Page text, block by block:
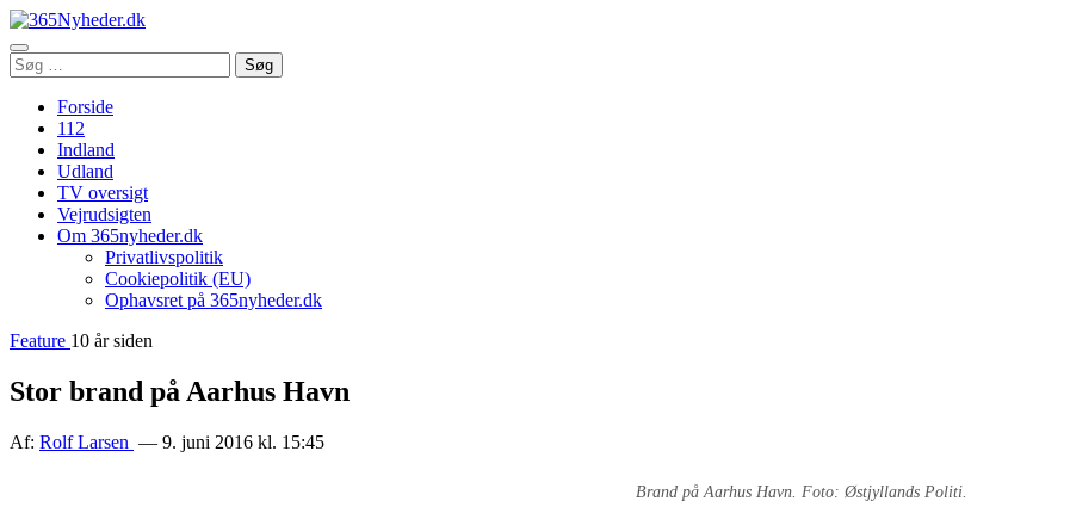
Åbn
menu
Søg
efter:
Søg
Forside
112
Indland
Udland
TV oversigt
Vejrudsigten
Om 365nyheder.dk
Privatlivspolitik
Cookiepolitik (EU)
Ophavsret på 365nyheder.dk
Feature 10 år siden
Stor brand på Aarhus Havn
Af: Rolf Larsen — 9. juni 2016 kl. 15:45
Brand på Aarhus Havn. Foto: Østjyllands Politi.